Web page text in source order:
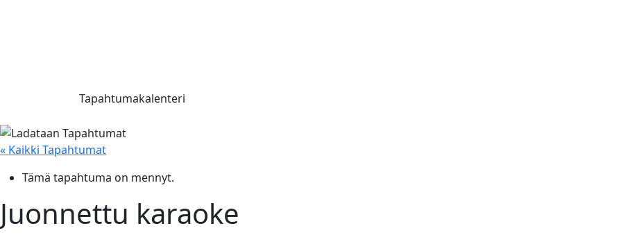
Tapahtumakalenteri
« Kaikki Tapahtumat
Tämä tapahtuma on mennyt.
Juonnettu karaoke